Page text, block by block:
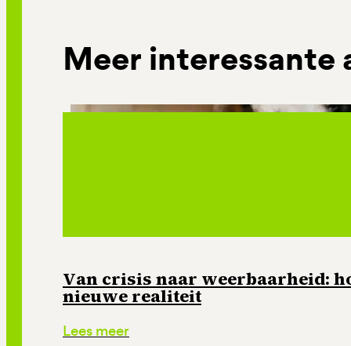
Meer interessante
Van crisis naar weerbaarheid:
nieuwe realiteit
Lees meer